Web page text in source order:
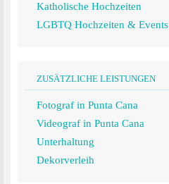
Katholische Hochzeiten
LGBTQ Hochzeiten & Events
ZUSÄTZLICHE LEISTUNGEN
Fotograf in Punta Cana
Videograf in Punta Cana
Unterhaltung
Dekorverleih